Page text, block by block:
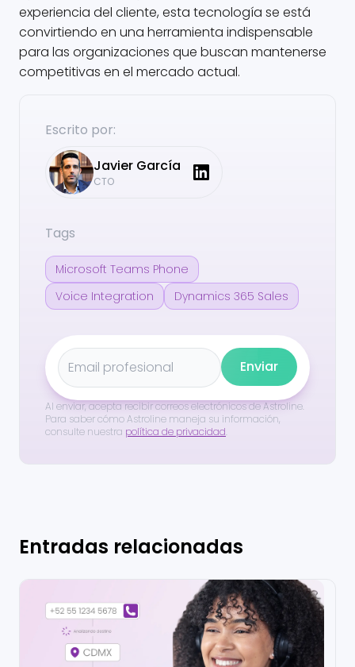
experiencia del cliente, esta tecnología se está
convirtiendo en una herramienta indispensable
para las organizaciones que buscan mantenerse
competitivas en el mercado actual.
Escrito por:
Javier García
CTO
Tags
Microsoft Teams Phone
Voice Integration
Dynamics 365 Sales
Enviar
Al enviar, acepta recibir correos electrónicos de Astroline.
Para saber cómo Astroline maneja su información,
consulte nuestra política de privacidad.
Entradas relacionadas